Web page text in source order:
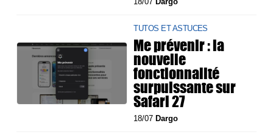
TUTOS ET ASTUCES
Me prévenir : la
nouvelle
fonctionnalité
surpuissante sur
Safari 27
18/07 Dargo